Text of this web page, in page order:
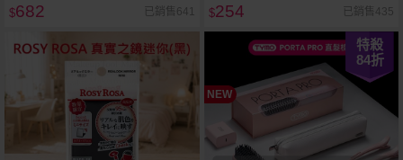
$682 已銷售641 $254 已銷售435
NEW
特殺
84折